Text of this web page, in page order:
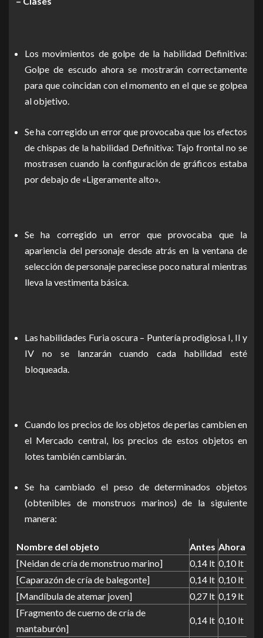
Los movimientos de golpe de la habilidad Definitiva:
Golpe de escudo ahora se mostrarán correctamente
para que coincidan con el momento en el que se golpea
al objetivo.
Se ha corregido un error que provocaba que los efectos
de chispas de la habilidad Definitiva: Tajo frontal no se
mostrasen cuando la configuración de gráficos estaba
por debajo de «Ligeramente alto».
Se ha corregido un error que provocaba que la
apariencia del personaje desde atrás en la ventana de
selección de personaje pareciese poco natural mientras
lleva la vestimenta básica.
Las habilidades Furia oscura – Puntería prodigiosa I, II y
IV no se lanzarán cuando cada habilidad esté
bloqueada.
Cuando los precios de los objetos de perlas cambien en
el Mercado central, los precios de estos objetos en
lotes también cambiarán.
Se ha cambiado el peso de determinados objetos
(obtenibles de monstruos marinos) de la siguiente
manera:
Nombre del objeto Antes Ahora
[Neidan de cría de monstruo marino]
0,14 lt 0,10 lt
[Caparazón de cría de balegonte]
0,14 lt 0,10 lt
[Mandíbula de atemar joven]
0,27 lt 0,19 lt
[Fragmento de cuerno de cría de
mantaburón]
0,14 lt 0,10 lt